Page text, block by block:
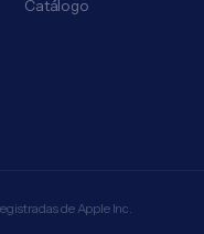
Catálogo
de Apple Inc.